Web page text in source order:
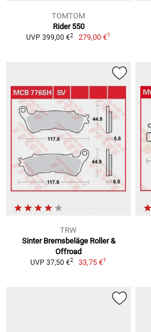
TOMTOM
Rider 550
UVP 399,00 €2 279,00 €1
TRW
Sinter Bremsbeläge Roller &
Offroad
UVP 37,50 €2 33,75 €1